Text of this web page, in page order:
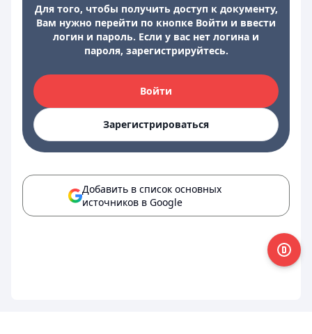
Для того, чтобы получить доступ к документу,
Вам нужно перейти по кнопке Войти и ввести
логин и пароль. Если у вас нет логина и
пароля, зарегистрируйтесь.
Войти
Зарегистрироваться
Добавить в список основных
источников в Google